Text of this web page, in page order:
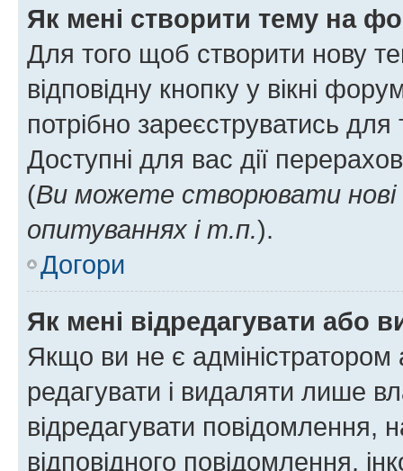
Як мені створити тему на
Для того щоб створити нову
відповідну кнопку у вікні
потрібно зареєструватись
Доступні для вас дії
(Ви можете створювати
опитуваннях і т.п.).
Догори
Як мені відредагувати або
Якщо ви не є
редагувати і видаляти лише
відредагувати повідомлення,
відповідного повідомлення,